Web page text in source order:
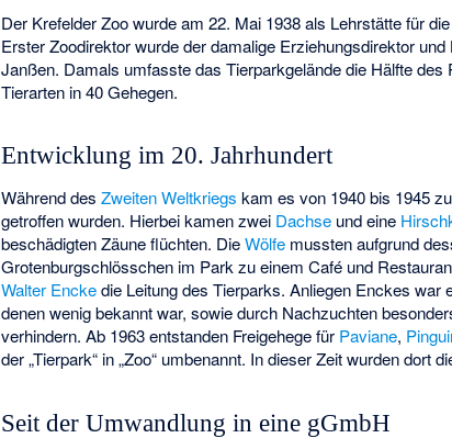
Der Krefelder Zoo wurde am 22. Mai 1938 als Lehrstätte für
Erster Zoodirektor wurde der damalige Erziehungsdirektor
Janßen. Damals umfasste das Tierparkgelände die Hälfte
Tierarten in 40 Gehegen.
Entwicklung im 20. Jahrhundert
Während desZweiten Weltkriegs kam es von 1940 bis 1945 zu
getroffen wurden. Hierbei kamen zwei Dachse und eine
beschädigten Zäune flüchten. DieWölfe mussten aufgrund
Grotenburgschlösschen im Park zu einem Café und
Walter Enckedie Leitung des Tierparks. Anliegen Enckes
denen wenig bekannt war, sowie durch Nachzuchten
verhindern. Ab 1963 entstanden Freigehege für Paviane,
der „Tierpark“ in „Zoo“ umbenannt. In dieser Zeit wurden dort
Seit der Umwandlung in eine gGmbH